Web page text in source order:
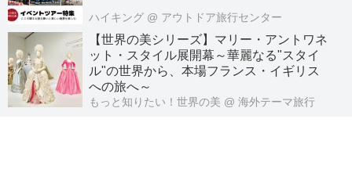
ハイキング @ アウトドア旅行センター
【世界の美シリーズ】マリー・アントワネ
ット・スタイル展開幕～華麗なる"スタイ
ル"の世界から、本場フランス・イギリス
への旅へ～
もっと知りたい！世界の美 @ 海外テーマ旅行